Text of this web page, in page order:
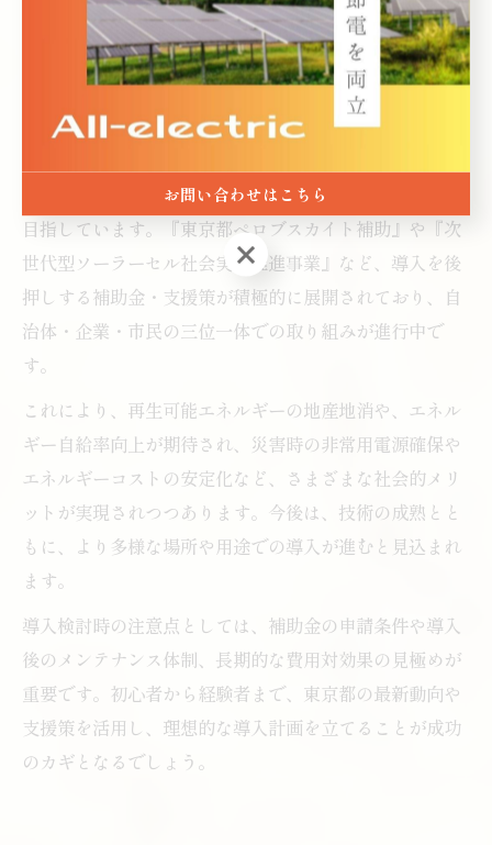
採用された例があり、今後の展開に期待が高まっていま
ペロブスカイト導入で東京都が目指す未来
持続可能な都市づくりとカーボンニュートラルの実現を
目指しています。『東京都ペロブスカイト補助』や『次
世代型ソーラーセル社会実装推進事業』など、導入を後
押しする補助金・支援策が積極的に展開されており、自
治体・企業・市民の三位一体での取り組みが進行中で
す。
これにより、再生可能エネルギーの地産地消や、エネル
ギー自給率向上が期待され、災害時の非常用電源確保や
エネルギーコストの安定化など、さまざまな社会的メリ
ットが実現されつつあります。今後は、技術の成熟とと
もに、より多様な場所や用途での導入が進むと見込まれ
ます。
導入検討時の注意点としては、補助金の申請条件や導入
後のメンテナンス体制、長期的な費用対効果の見極めが
重要です。初心者から経験者まで、東京都の最新動向や
支援策を活用し、理想的な導入計画を立てることが成功
のカギとなるでしょう。
お問い合わせはこちら
お問い合わせはこちら